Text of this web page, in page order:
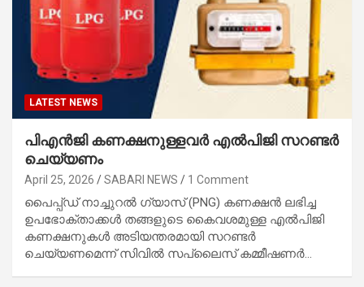
LATEST NEWS
പിഎൻജി കണക്ഷനുള്ളവർ എൽപിജി സറണ്ടർ
ചെയ്യണം
April 25, 2026 SABARI NEWS 1 Comment
പൈപ്പ്ഡ് നാച്ചുറൽ ഗ്യാസ് (PNG) കണക്ഷൻ ലഭിച്ച
ഉപഭോക്താക്കൾ തങ്ങളുടെ കൈവശമുള്ള എൽപിജി
കണക്ഷനുകൾ അടിയന്തരമായി സറണ്ടർ
ചെയ്യണമെന്ന് സിവിൽ സപ്ലൈസ് കമ്മീഷണർ…